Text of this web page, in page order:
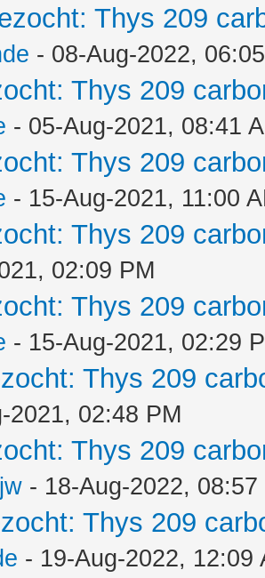
Thys 209
- 08-Aug-2022,
Thys 209
- 05-Aug-2021, 08:41
Thys 209
- 15-Aug-2021, 11:00
Thys 209
02:09 PM
Thys 209
- 15-Aug-2021, 02:29
Thys 209
2021, 02:48 PM
Thys 209
- 18-Aug-2022, 08:57
Thys 209
- 19-Aug-2022, 12:09